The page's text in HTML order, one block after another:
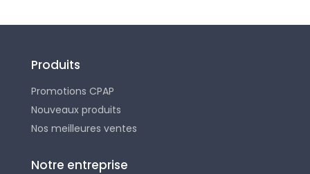
Produits
Promotions CPAP
Nouveaux produits
Nos meilleures ventes
Notre entreprise